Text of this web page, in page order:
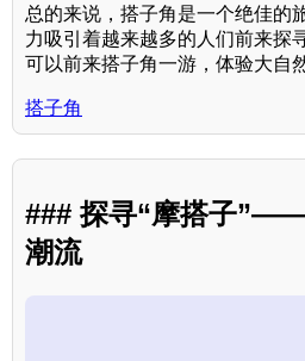
总的来说，搭子角是一个绝佳的
力吸引着越来越多的人们前来探
可以前来搭子角一游，体验大自
搭子角
### 探寻“摩搭子
潮流